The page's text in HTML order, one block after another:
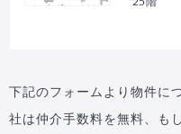
下記のフォームより物件に
社は仲介手数料を無料、も